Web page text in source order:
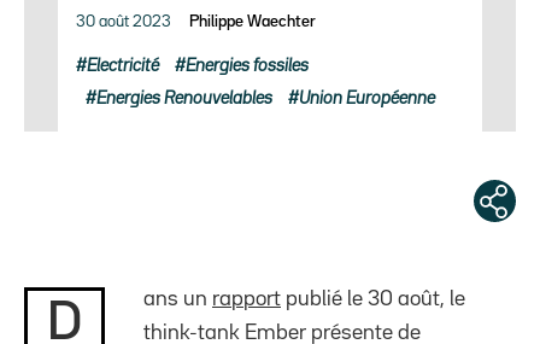
30 août 2023 Philippe Waechter
Electricité Energies fossiles
Energies Renouvelables Union Européenne
D
ans un rapport publié le 30 août, le
think-tank Ember présente de